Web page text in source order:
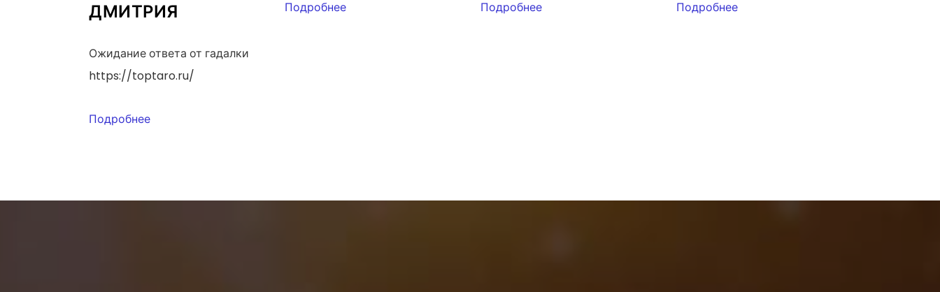
ДМИТРИЯ
Ожидание ответа от гадалки
https://toptaro.ru/
Подробнее
Подробнее Подробнее Подробнее